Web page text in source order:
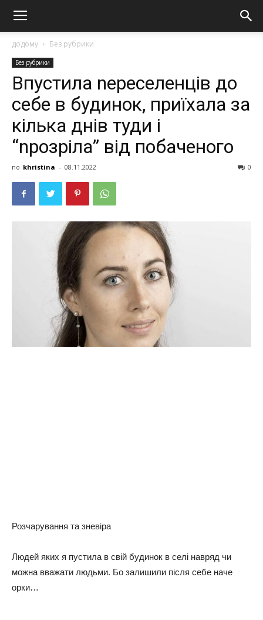
додому Без рубрики
Без рубрики
Впустила nереселенців до
себе в будинок, приїхала за
кілька днів туди і
“nрозріла” від побаченого
по khristina - 08.11.2022 0
Розчарування та зневіра
Людей яких я пустила в свій будинок в селі навряд чи
можна вважати людьми. Бо залишили після себе наче
орки…